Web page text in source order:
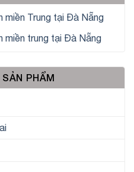
miền Trung tại Đà Nẵng
miền trung tại Đà Nẵng
PHẨM